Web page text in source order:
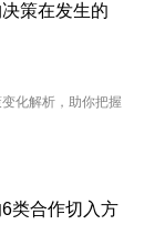
策在发生的
化解析，助你把握
类合作切入方